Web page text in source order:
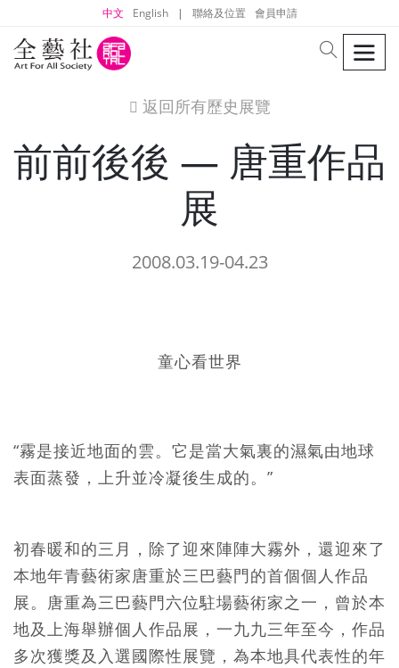
中文 English | 聯絡及位置 會員申請
search
icon
返回所有歷史展覽
前前後後 — 唐重作品
展
2008.03.19-04.23
童心看世界
“霧是接近地面的雲。它是當大氣裏的濕氣由地球
表面蒸發，上升並冷凝後生成的。”
初春暖和的三月，除了迎來陣陣大霧外，還迎來了
本地年青藝術家唐重於三巴藝門的首個個人作品
展。唐重為三巴藝門六位駐場藝術家之一，曾於本
地及上海舉辦個人作品展，一九九三年至今，作品
多次獲獎及入選國際性展覽，為本地具代表性的年